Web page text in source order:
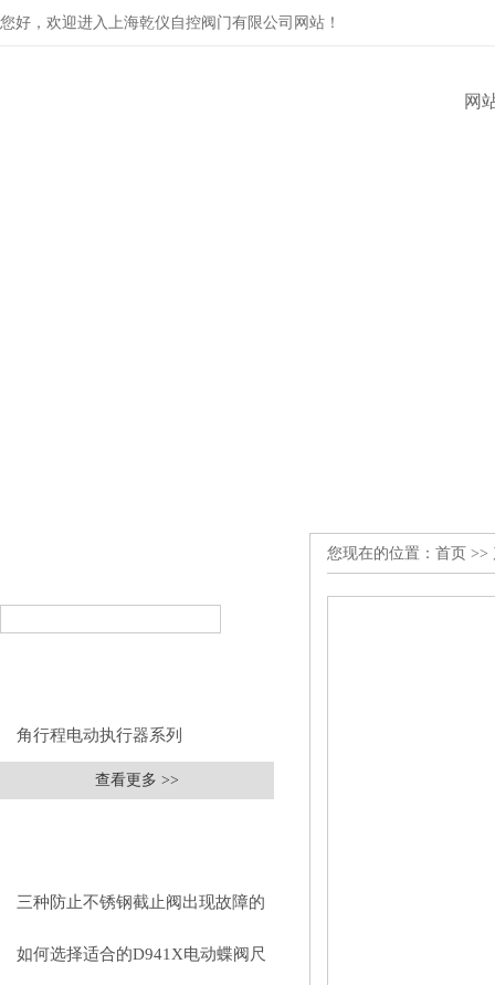
您好，欢迎进入上海乾仪自控阀门有限公司网站！
网
角行程电动执行器系列
查看更多 >>
三种防止不锈钢截止阀出现故障的
方法
如何选择适合的D941X电动蝶阀尺
您现在的位置： 首页 >>